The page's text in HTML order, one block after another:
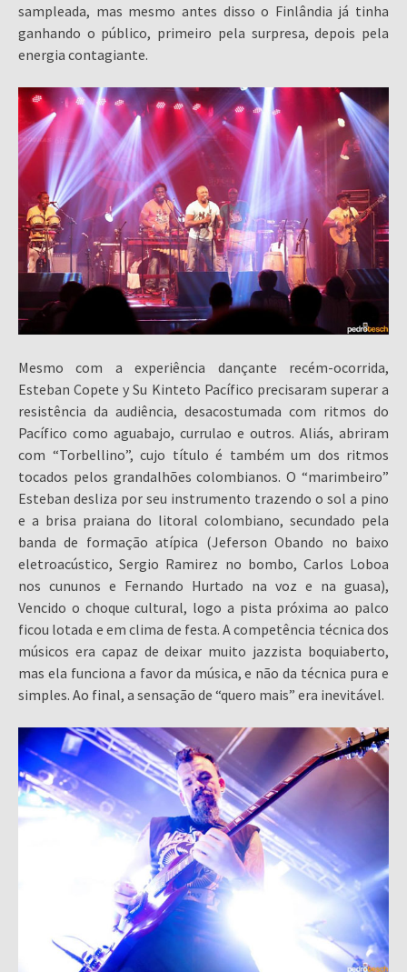
sampleada, mas mesmo antes disso o Finlândia já tinha
ganhando o público, primeiro pela surpresa, depois pela
energia contagiante.
Mesmo com a experiência dançante recém-ocorrida,
Esteban Copete y Su Kinteto Pacífico precisaram superar a
resistência da audiência, desacostumada com ritmos do
Pacífico como aguabajo, currulao e outros. Aliás, abriram
com “Torbellino”, cujo título é também um dos ritmos
tocados pelos grandalhões colombianos. O “marimbeiro”
Esteban desliza por seu instrumento trazendo o sol a pino
e a brisa praiana do litoral colombiano, secundado pela
banda de formação atípica (Jeferson Obando no baixo
eletroacústico, Sergio Ramirez no bombo, Carlos Loboa
nos cununos e Fernando Hurtado na voz e na guasa),
Vencido o choque cultural, logo a pista próxima ao palco
ficou lotada e em clima de festa. A competência técnica dos
músicos era capaz de deixar muito jazzista boquiaberto,
mas ela funciona a favor da música, e não da técnica pura e
simples. Ao final, a sensação de “quero mais” era inevitável.